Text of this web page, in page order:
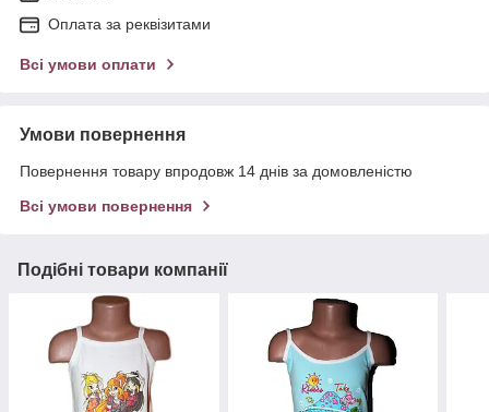
Оплата за реквізитами
Всі умови оплати
Умови повернення
Повернення товару впродовж 14 днів за домовленістю
Всі умови повернення
Подібні товари компанії